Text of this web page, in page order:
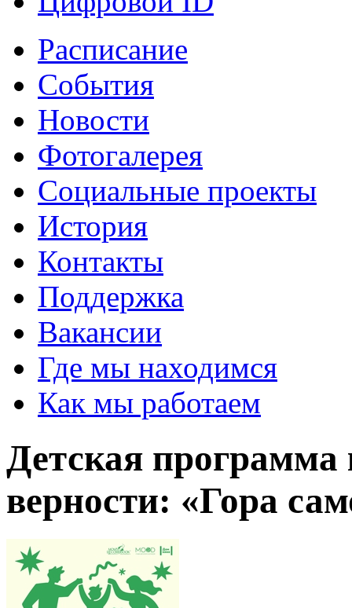
Расписание
События
Новости
Фотогалерея
Социальные проекты
История
Контакты
Поддержка
Вакансии
Где мы находимся
Как мы работаем
Детская
верности: «Гора